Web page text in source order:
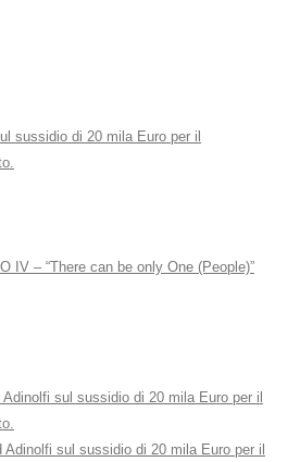
sussidio di 20 mila Euro per il
IV – “There can be only One (People)”
sul sussidio di 20 mila Euro per il
Adinolfi sul sussidio di 20 mila Euro per il